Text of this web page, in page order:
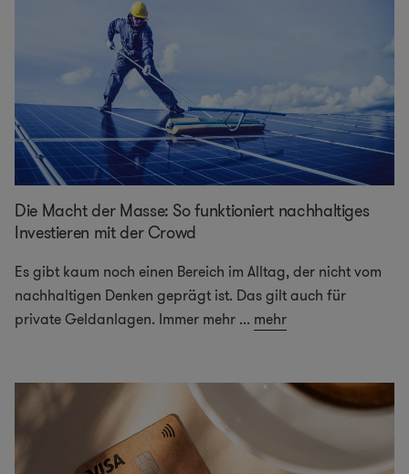
Die Macht der Masse: So funktioniert nachhaltiges
Investieren mit der Crowd
Es gibt kaum noch einen Bereich im Alltag, der nicht vom
nachhaltigen Denken geprägt ist. Das gilt auch für
private Geldanlagen. Immer mehr ... mehr